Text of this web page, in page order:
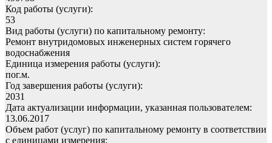
Код работы (услуги):
53
Вид работы (услуги) по капитальному ремонту:
Ремонт внутридомовых инженерных систем горячего
водоснабжения
Единица измерения работы (услуги):
пог.м.
Год завершения работы (услуги):
2031
Дата актуализации информации, указанная пользователем:
13.06.2017
Объем работ (услуг) по капитальному ремонту в соответствии
с единицами измерения: